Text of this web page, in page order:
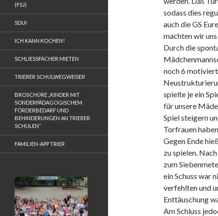
sodass dies
auch die GS
machten wir
Durch die
noch 6
spielte je ein
für unsere
Spiel steigern
Torfrauen
Gegen Ende
zu spielen.
zum
ein Schuss war
verfehlten und
Enttäuschung
Am Schluss
(FSJ)
SDUI
ICH KANN KOCHEN!
SCHLIESSFÄCHER MIETEN
TRIERER SCHULWEGWEISER
BROSCHÜRE „KINDER MIT
SONDERPÄDAGOGISCHEM
FÖRDERBEDARF UND
BEHINDERUNGEN AN TRIERER
SCHULEN“
FAMILIEN-APP TRIER